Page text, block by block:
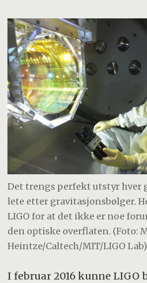
Det trengs perfekt utstyr hver
lete etter gravitasjonsbølger.
LIGO for at det ikke er noe
den optiske overflaten. (Foto:
Heintze/Caltech/MIT/LIGO Lab)
I februar 2016 kunne LIGO